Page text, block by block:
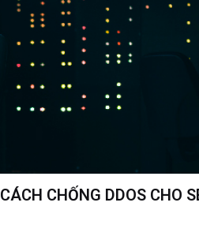
CHỐNG DDOS CHO